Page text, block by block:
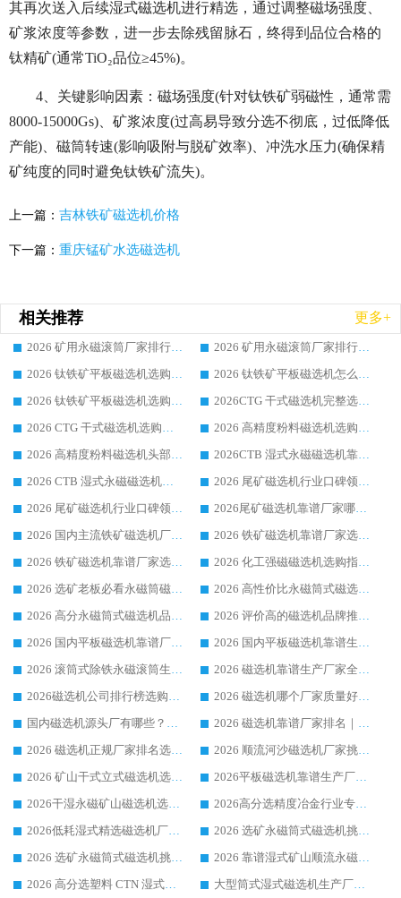
其再次送入后续湿式磁选机进行精选，通过调整磁场强度、
矿浆浓度等参数，进一步去除残留脉石，终得到品位合格的
钛精矿(通常TiO₂品位≥45%)。
4、关键影响因素：磁场强度(针对钛铁矿弱磁性，通常需
8000-15000Gs)、矿浆浓度(过高易导致分选不彻底，过低降低
产能)、磁筒转速(影响吸附与脱矿效率)、冲洗水压力(确保精
矿纯度的同时避免钛铁矿流失)。
上一篇： 吉林铁矿磁选机价格
下一篇： 重庆锰矿水选磁选机
相关推荐 更多+
2026 矿用永磁滚筒厂家排行榜选购干货指南 行业口碑标杆华体会手机网页版-华体会(中国) 实力出众
2026 矿用永磁滚筒厂家排行榜选购指南，行业口碑领域强者华体会手机网页版-华体会(中国)
2026 钛铁矿平板磁选机选购全攻略 市场公认优质品牌厂家实力排行榜
2026 钛铁矿平板磁选机怎么选 靠谱生产企业实力排行榜选购参考攻略
2026 钛铁矿平板磁选机选购指南 行业口碑优选品牌生产企业实力排行榜
2026CTG 干式磁选机完整选购指南 行业口碑顶尖靠谱生产龙头厂家实力推荐
2026 CTG 干式磁选机选购指南|行业口碑靠谱生产厂家领域强者推荐
2026 高精度粉料磁选机选购全攻略 行业优质品牌华体会手机网页版-华体会(中国) 实力深度解析
2026 高精度粉料磁选机头部厂家选购指南 行业口碑靠谱品牌推荐 领域强者华体会手机网页版-华体会(中国) 解析
2026CTB 湿式永磁磁选机靠谱厂家实力排行榜 铁矿选矿设备采购全流程选购指南
2026 CTB 湿式永磁磁选机选购指南|行业口碑良好品牌推荐，领域强者华体会手机网页版-华体会(中国)
2026 尾矿磁选机行业口碑领域强者，源头直供国内主流厂家华体会手机网页版-华体会(中国) 一站式服务
2026 尾矿磁选机行业口碑领域强者，源头直供国内主流厂家华体会手机网页版-华体会(中国) 一站式服务
2026尾矿磁选机靠谱厂家哪家好 行业口碑领域强者华体会手机网页版-华体会(中国) 推荐
2026 国内主流铁矿磁选机厂家选购指南|行业口碑好品牌推荐，领域强者华体会手机网页版-华体会(中国)
2026 铁矿磁选机靠谱厂家选购全攻略 行业标杆华体会手机网页版-华体会(中国) 设备性价比出众
2026 铁矿磁选机靠谱厂家选购指南，领域强者华体会手机网页版-华体会(中国) 铁矿磁选机性价比高
2026 化工强磁磁选机选购指南 5 家行业口碑靠谱厂家领域强者推荐
2026 选矿老板必看永磁筒磁选机推荐 行业头部品牌口碑设备选购全攻略
2026 高性价比永磁筒式磁选机品牌盘点 行业强者口碑实测选购完整指南
2026 高分永磁筒式磁选机品牌推荐 选矿设备强者对比测评采购避坑全攻略
2026 评价高的磁选机品牌推荐选购指南，永磁筒式磁选机设备领域强者全景行业口碑解析
2026 国内平板磁选机靠谱厂家排名 行业实测口碑设备按需选购全指南
2026 国内平板磁选机靠谱生产厂家推荐排名|行业口碑选购指南，领域强者按需选设备
2026 滚筒式除铁永磁滚筒生产厂家推荐排名|行业口碑选购指南，领域强者源头厂商精选
2026 磁选机靠谱生产厂家全梳理 分场景选型行业头部品牌选购参考攻略
2026磁选机公司排行榜选购指南|正规源头厂家推荐，领域强者高性价比靠谱信赖品牌
2026 磁选机哪个厂家质量好？十大靠谱磁电企业排名选购指南
国内磁选机源头厂有哪些？2026 综合实力排名与采购避坑技巧
2026 磁选机靠谱厂家排名｜华体会手机网页版-华体会(中国) 高性价比磁选机磁电品牌
2026 磁选机正规厂家排名选购指南|行业口碑信赖品牌推荐性价比高靠谱磁电企业
2026 顺流河沙磁选机厂家挑选攻略 | 业内口碑龙头企业高性价比品牌推荐
2026 矿山干式立式磁选机选型攻略 梳理深耕磁电装备多年靠谱生产厂商
2026平板磁选机靠谱生产厂家选购指南 行业口碑良好品牌推荐 磁电领域实力强者
2026干湿永磁矿山磁选机选型攻略 优质生产厂家排名 选矿领域高口碑品牌推荐指南
2026高分选精度冶金行业专用磁选机生产厂家,干湿式磁选机源头供应商推荐
2026低耗湿式精​选磁选机厂家怎么选?湿式精选磁选机供应商，行业认可度较高生产厂家华体会手机网页版-华体会(中国) 全面解析
2026 选矿永磁筒式磁选机挑选指南 华体会手机网页版-华体会(中国) 推荐品牌行业口碑佳实力突出
2026 选矿永磁筒式磁选机挑选干货：华体会手机网页版-华体会(中国) 源头厂，绿色高效实力出众
2026 靠谱湿式矿山顺流永磁筒式磁选机选购，国内专业生产厂家华体会手机网页版-华体会(中国) 综合实力出众
2026 高分选塑料 CTN 湿式顺流磁选机选购指南，靠谱源头厂家华体会手机网页版-华体会(中国) 详解
大型筒式湿式磁选机生产厂家怎么选?华体会手机网页版-华体会(中国) 设备口碑广受行业认可